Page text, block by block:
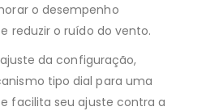
o desempenho
reduzir o ruído do vento.
da configuração,
tipo dial para uma
facilita seu ajuste contra a